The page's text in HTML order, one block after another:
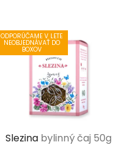
ODPORÚČAME V LETE
NEOBJEDNÁVAŤ DO
BOXOV
Slezina bylinný čaj 50g